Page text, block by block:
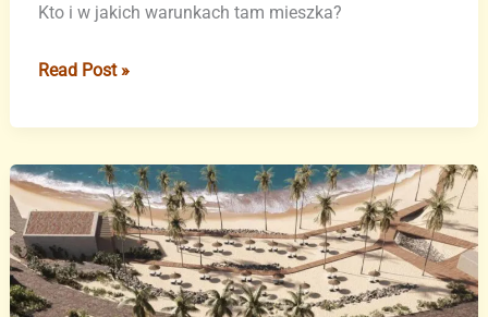
Kto i w jakich warunkach tam mieszka?
Alternatywna
na
kontrowersji
–
walka
o
przyszłość
Read Post »